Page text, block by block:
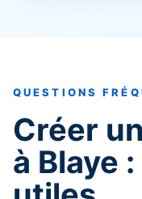
QUESTIONS
Créer
à Blaye